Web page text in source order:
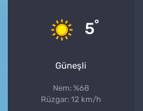
5°
Güneşli
Nem: %68
Rüzgar: 12 km/h